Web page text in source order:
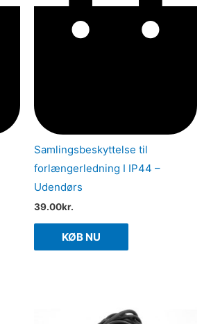
Samlingsbeskyttelse til
forlængerledning I IP44 –
Udendørs
39.00kr.
KØB NU